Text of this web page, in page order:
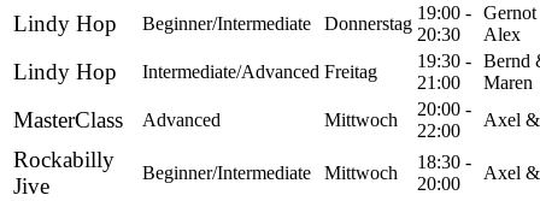
Lindy Hop Beginner/Intermediate Donnerstag
19:00 -
20:30
Alex
Lindy Hop Intermediate/Advanced Freitag
19:30 -
21:00
Bernd
Maren
MasterClass Advanced Mittwoch
20:00 -
22:00
Axel
Rockabilly
Jive
Beginner/Intermediate Mittwoch
18:30 -
20:00
Axel